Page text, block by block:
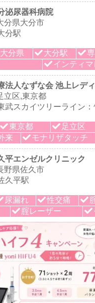
泌尿器科病院
分県大分市
分駅
大分県 大分駅
インティ
法人なずな会 池上レデ
立区,東京都
武スカイツリーライン
東京都 足立区
来
モナリザタッチ
平エンゼルクリニック
野県佐久市
久平駅
尿漏れ 性交痛
腟レーザー